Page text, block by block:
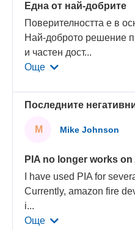
Една от най-добрите
Поверителността е в
Най-доброто решение
и частен дост...
Още
Последните
M Mike Johnson
PIA no longer works
I have used PIA for
Currently, amazon fire
i...
Още